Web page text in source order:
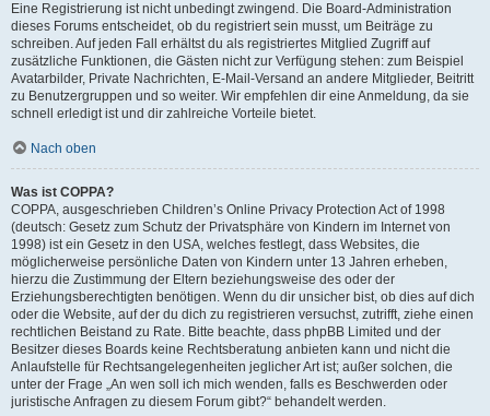
Eine Registrierung ist nicht unbedingt zwingend. Die Board-Administration
dieses Forums entscheidet, ob du registriert sein musst, um Beiträge zu
schreiben. Auf jeden Fall erhältst du als registriertes Mitglied Zugriff auf
zusätzliche Funktionen, die Gästen nicht zur Verfügung stehen: zum Beispiel
Avatarbilder, Private Nachrichten, E-Mail-Versand an andere Mitglieder, Beitritt
zu Benutzergruppen und so weiter. Wir empfehlen dir eine Anmeldung, da sie
schnell erledigt ist und dir zahlreiche Vorteile bietet.
Nach oben
Was ist COPPA?
COPPA, ausgeschrieben Children’s Online Privacy Protection Act of 1998
(deutsch: Gesetz zum Schutz der Privatsphäre von Kindern im Internet von
1998) ist ein Gesetz in den USA, welches festlegt, dass Websites, die
möglicherweise persönliche Daten von Kindern unter 13 Jahren erheben,
hierzu die Zustimmung der Eltern beziehungsweise des oder der
Erziehungsberechtigten benötigen. Wenn du dir unsicher bist, ob dies auf dich
oder die Website, auf der du dich zu registrieren versuchst, zutrifft, ziehe einen
rechtlichen Beistand zu Rate. Bitte beachte, dass phpBB Limited und der
Besitzer dieses Boards keine Rechtsberatung anbieten kann und nicht die
Anlaufstelle für Rechtsangelegenheiten jeglicher Art ist; außer solchen, die
unter der Frage „An wen soll ich mich wenden, falls es Beschwerden oder
juristische Anfragen zu diesem Forum gibt?“ behandelt werden.